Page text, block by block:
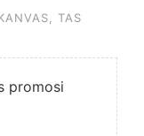
TAS
promosi